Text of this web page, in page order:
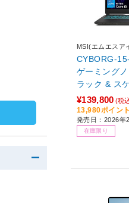
MSI(エムエスア
CYBORG-
ゲーミング
ラック & ス
/Windows11
i5 /メモリ：
GB /日本語
6年1月モデル
¥139,800 (税
13,980ポイン
発売日：2026年
在庫限り